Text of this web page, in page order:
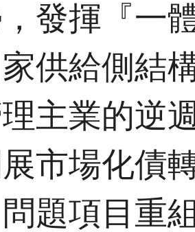
發揮『一
供給側結
主業的逆
市場化債
題項目重